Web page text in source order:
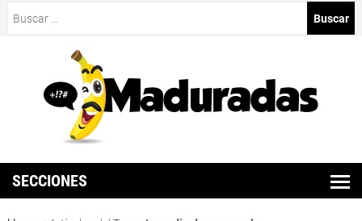
SECCIONES